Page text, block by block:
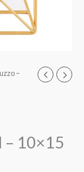
–
– 10×15